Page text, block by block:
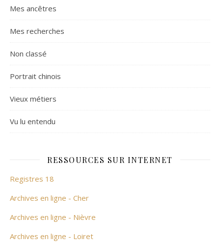
Mes ancêtres
Mes recherches
Non classé
Portrait chinois
Vieux métiers
Vu lu entendu
RESSOURCES SUR INTERNET
Registres 18
Archives en ligne - Cher
Archives en ligne - Nièvre
Archives en ligne - Loiret